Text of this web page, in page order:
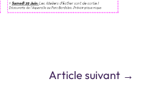
Article suivant →